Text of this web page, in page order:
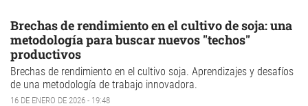
Brechas de rendimiento en el cultivo de soja: una
metodología para buscar nuevos "techos"
productivos
Brechas de rendimiento en el cultivo soja. Aprendizajes y desafíos
de una metodología de trabajo innovadora.
16 DE ENERO DE 2026 - 19:48